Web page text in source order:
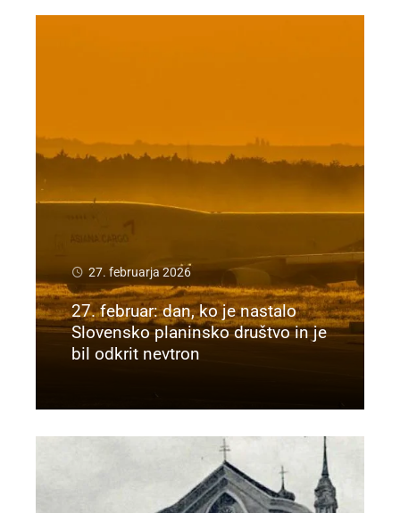
27. februarja 2026
27. februar: dan, ko je nastalo
Slovensko planinsko društvo in je
bil odkrit nevtron